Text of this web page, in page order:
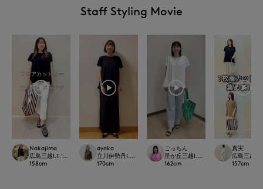
Staff Styling Movie
Nakajima
広島三越I.T.'S.international
158cm
ayaka
立川伊勢丹I.T.'S.international
170cm
ごっちん
星が丘三越I.T.'S.international
162cm
真実
広島三越
157cm